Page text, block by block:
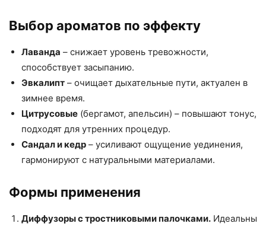
Выбор ароматов по эффекту
Лаванда – снижает уровень тревожности,
способствует засыпанию.
Эвкалипт – очищает дыхательные пути, актуален в
зимнее время.
Цитрусовые (бергамот, апельсин) – повышают тонус,
подходят для утренних процедур.
Сандал и кедр – усиливают ощущение уединения,
гармонируют с натуральными материалами.
Формы применения
Диффузоры с тростниковыми палочками. Идеальны